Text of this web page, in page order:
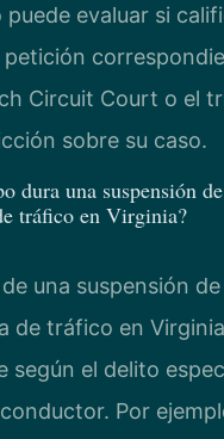
puede evaluar si
Circuit Court o el
sobre su caso.
dura una suspensión
tráfico en Virginia?
una suspensión
de tráfico en
según el delito
Por